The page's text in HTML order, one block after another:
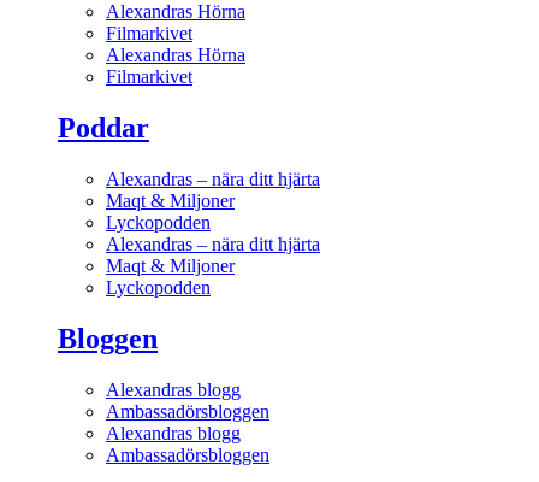
Alexandras Hörna
Filmarkivet
Alexandras Hörna
Filmarkivet
Poddar
Alexandras – nära ditt hjärta
Maqt & Miljoner
Lyckopodden
Alexandras – nära ditt hjärta
Maqt & Miljoner
Lyckopodden
Bloggen
Alexandras blogg
Ambassadörsbloggen
Alexandras blogg
Ambassadörsbloggen